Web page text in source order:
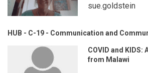
sue.goldstein
HUB - C-19 - Communication and
COVID and KIDS:
from Malawi